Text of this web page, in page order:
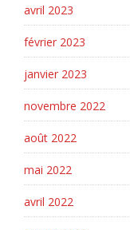
avril 2023
février 2023
janvier 2023
novembre 2022
août 2022
mai 2022
avril 2022